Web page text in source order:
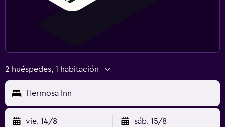
2 huéspedes, 1 habitación
Hermosa Inn
vie. 14/8 sáb. 15/8